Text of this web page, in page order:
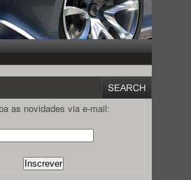
as novidades via e-mail: